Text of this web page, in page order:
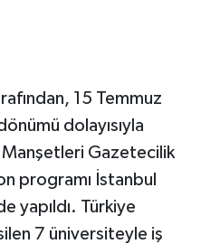
15 Temmuz
dolayısıyla
Gazetecilik
programı İstanbul
yapıldı. Türkiye
7 üniversiteyle iş